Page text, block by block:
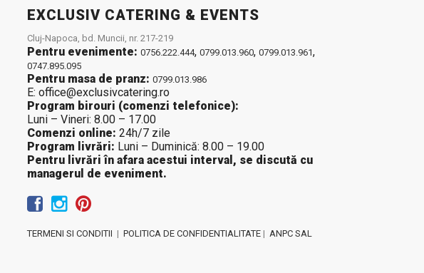
EXCLUSIV CATERING & EVENTS
Cluj-Napoca, bd. Muncii, nr. 217-219
Pentru evenimente: 0756.222.444, 0799.013.960, 0799.013.961,
0747.895.095
Pentru masa de pranz: 0799.013.986
E: office@exclusivcatering.ro
Program birouri (comenzi telefonice):
Luni – Vineri: 8.00 – 17.00
Comenzi online: 24h/7 zile
Program livrări: Luni – Duminică: 8.00 – 19.00
Pentru livrări în afara acestui interval, se discută cu
managerul de eveniment.
TERMENI SI CONDITII | POLITICA DE CONFIDENTIALITATE | ANPC SAL